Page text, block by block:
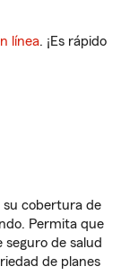
línea. ¡Es rápido
su cobertura de
Permita que
de salud
de planes